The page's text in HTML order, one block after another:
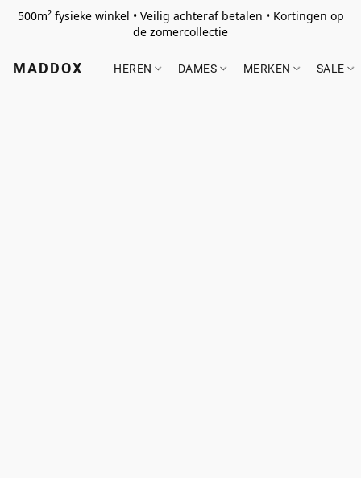
500m² fysieke winkel • Veilig achteraf betalen • Kortingen op
de zomercollectie
MADDOX HEREN DAMES MERKEN SALE